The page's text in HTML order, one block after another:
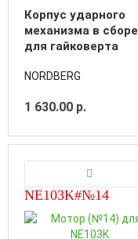
Корпус ударного
механизма в сборе
для гайковерта
NE808K
NORDBERG
1 630.00 р.
NE103K#№14